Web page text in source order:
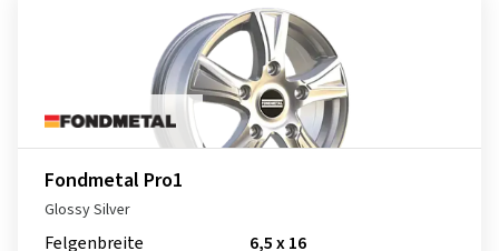
Fondmetal Pro1
Glossy Silver
Felgenbreite
6,5 x 16